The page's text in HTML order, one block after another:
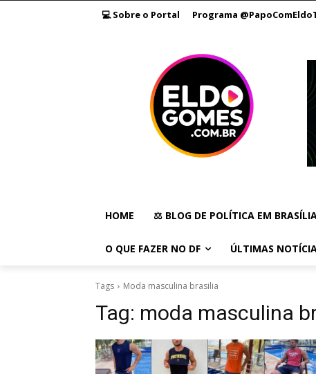
💻 Sobre o Portal Programa
HOME ⚖️ BLOG DE POLÍTICA EM
O QUE FAZER NO DF ÚLTIMAS
Tags Moda masculina brasilia
Tag: moda masculina